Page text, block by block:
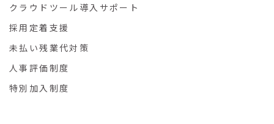
クラウドツール導入サポート
採用定着支援
未払い残業代対策
人事評価制度
特別加入制度